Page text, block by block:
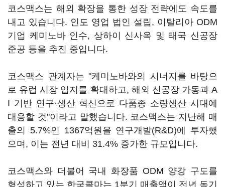
코스맥스는 해외 확장을 통한 성장 전략에도 속도를
내고 있습니다. 인도 영업 법인 설립, 이탈리아 ODM
기업 케미노바 인수, 상하이 신사옥 및 태국 신공장
준공 등을 추진 중입니다.
코스맥스 관계자는 "케미노바와의 시너지를 바탕으
로 유럽 시장 입지를 확대하고, 해외 신공장 가동과 A
I 기반 연구·생산 혁신으로 다품종 소량생산 시대에
대응할 것"이라고 말했습니다. 코스맥스는 지난해 매
출의 5.7%인 1367억원을 연구개발(R&D)에 투자했
으며, 이는 전년 대비 31.4% 증가한 규모입니다.
코스맥스와 더불어 국내 화장품 ODM 양강 구도를
형성하고 있는 한국콜마는 1분기 매출액이 전년 동기